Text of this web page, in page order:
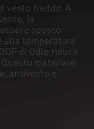
vento freddo. A
la
spesso
alla temperatura
di Odlo riduce
materiale
antivento e